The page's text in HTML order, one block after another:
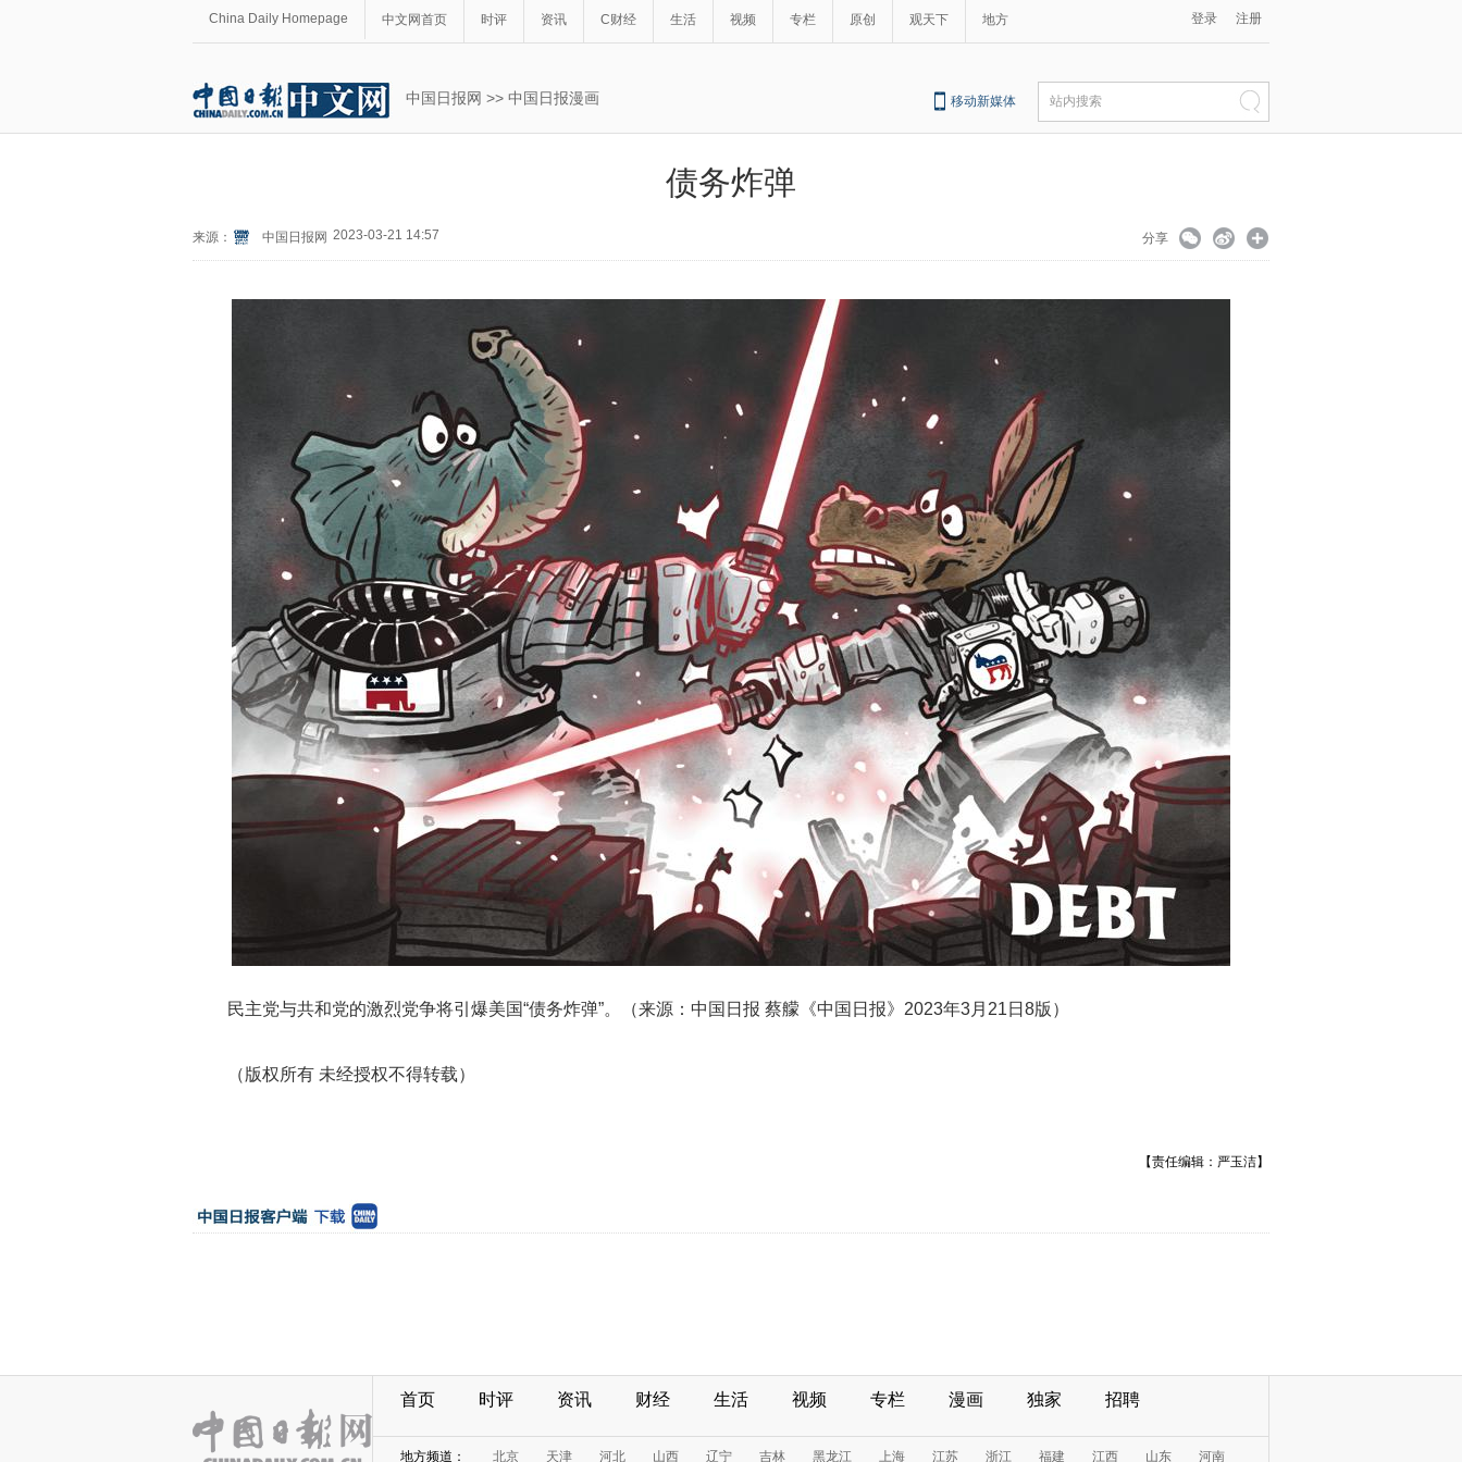
China Daily Homepage 中文网首页 时评 资讯 C财经 生活 视频 专栏 原创 观天下 地方 登录 注册
中国日报网 >> 中国日报漫画 移动新媒体 站内搜索
债务炸弹
来源： 中国日报网 2023-03-21 14:57 分享
民主党与共和党的激烈党争将引爆美国“债务炸弹”。（来源：中国日报 蔡艨《中国日报》2023年3月21日8版）
（版权所有 未经授权不得转载）
【责任编辑：严玉洁】
首页 时评 资讯 财经 生活 视频 专栏 漫画 独家 招聘
地方频道： 北京 天津 河北 山西 辽宁 吉林 黑龙江 上海 江苏 浙江 福建 江西 山东 河南